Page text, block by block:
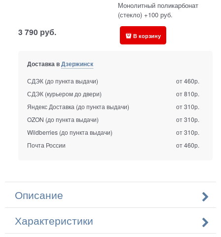
Монолитный поликарбонат
(стекло) +100 руб.
3 790 руб. В корзину
Доставка вДзержинск
СДЭК (до пункта выдачи)
от 460р.
СДЭК (курьером до двери)
от 810р.
Яндекс Доставка (до пункта выдачи)
от 310р.
OZON (до пункта выдачи)
от 310р.
Wildberries (до пункта выдачи)
от 310р.
Почта России
от 460р.
Описание
Характеристики